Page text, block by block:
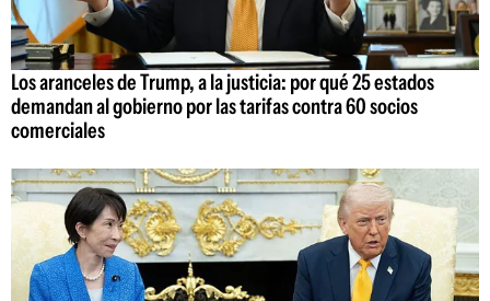
Los aranceles de Trump, a la justicia: por qué 25 estados
demandan al gobierno por las tarifas contra 60 socios
comerciales